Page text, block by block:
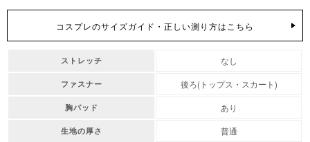
コスプレのサイズガイド・正しい測り方はこちら
ストレッチ なし
ファスナー 後ろ(トップス・スカート)
胸パッド あり
生地の厚さ 普通